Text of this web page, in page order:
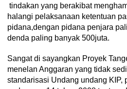
tindakan yang berakibat
halangi pelaksanaan ketentuan
pidana,dengan pidana penjara
denda paling banyak 500juta.
Sangat di sayangkan Proyek
menelan Anggaran yang tidak
standarisasi Undang undang KIP,